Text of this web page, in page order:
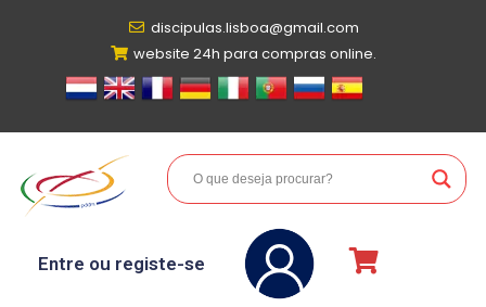
discipulas.lisboa@gmail.com
website 24h para compras online.
Entre ou registe-se